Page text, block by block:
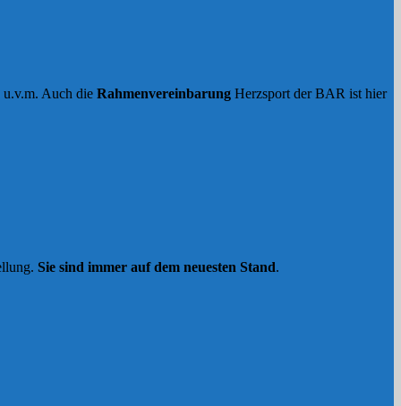
Auch die Rahmenvereinbarung Herzsport der BAR ist hier
Sie sind immer auf dem neuesten Stand.